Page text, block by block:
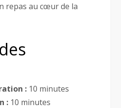
repas au cœur de la
: 10 minutes
: 10 minutes